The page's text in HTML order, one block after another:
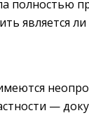
полностью
является
—